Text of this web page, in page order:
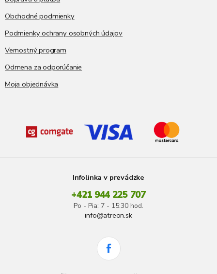
Obchodné podmienky
Podmienky ochrany osobných údajov
Vernostný program
Odmena za odporúčanie
Moja objednávka
Infolinka v prevádzke
+421 944 225 707
Po - Pia: 7 - 15:30 hod.
info@atreon.sk